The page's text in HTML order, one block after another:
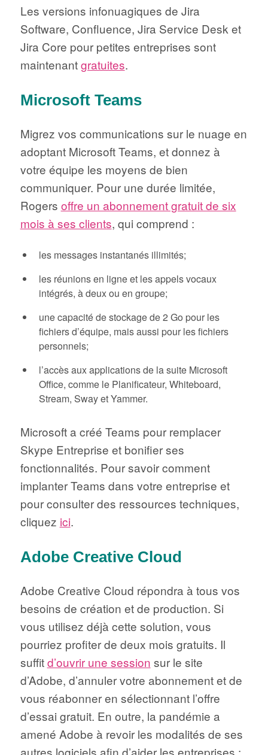
Les versions infonuagiques de Jira
Software, Confluence, Jira Service Desk et
Jira Core pour petites entreprises sont
maintenantgratuites.
Microsoft Teams
Migrez vos communications sur le nuage en
adoptant Microsoft Teams, et donnez à
votre équipe les moyens de bien
communiquer. Pour une durée limitée,
Rogers offre un abonnement gratuit de six
mois à ses clients, qui comprend :
les messages instantanés illimités;
les réunions en ligne et les appels vocaux
intégrés, à deux ou en groupe;
une capacité de stockage de 2 Go pour les
fichiers d’équipe, mais aussi pour les fichiers
personnels;
l’accès aux applications de la suite Microsoft
Office, comme le Planificateur, Whiteboard,
Stream, Sway et Yammer.
Microsoft a créé Teams pour remplacer
Skype Entreprise et bonifier ses
fonctionnalités. Pour savoir comment
implanter Teams dans votre entreprise et
pour consulter des ressources techniques,
cliquez ici.
Adobe Creative Cloud
Adobe Creative Cloud répondra à tous vos
besoins de création et de production. Si
vous utilisez déjà cette solution, vous
pourriez profiter de deux mois gratuits. Il
suffitd’ouvrir une session sur le site
d’Adobe, d’annuler votre abonnement et de
vous réabonner en sélectionnant l’offre
d’essai gratuit. En outre, la pandémie a
amené Adobe à revoir les modalités de ses
autres logiciels afin d’aider les entreprises :